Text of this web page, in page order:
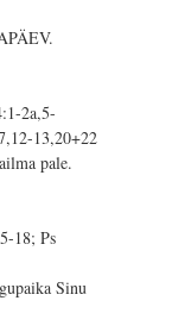
2a,5-
13,20+22
pale.
18; Ps
Sinu